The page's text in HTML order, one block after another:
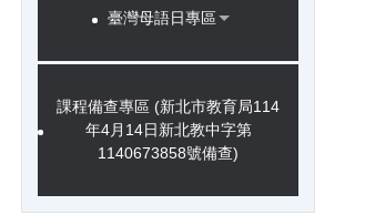
臺灣母語日專區
課程備查專區 (新北市教育局114
年4月14日新北教中字第
1140673858號備查)